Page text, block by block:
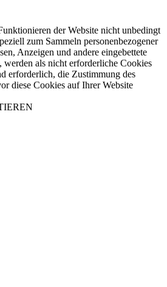
der Website nicht unbedingt
zum Sammeln personenbezogener
Anzeigen und andere eingebettete
werden als nicht erforderliche Cookies
erforderlich, die Zustimmung des
diese Cookies auf Ihrer Website